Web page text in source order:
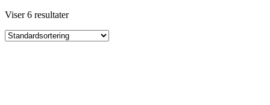
Viser 6 resultater